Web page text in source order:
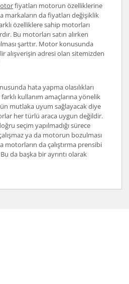
fiyatları motorun özelliklerine
markaların da fiyatları değişiklik
özelliklere sahip motorları
Bu motorları satın alırken
şarttır. Motor konusunda
alışverişin adresi olan sitemizden
hata yapma olasılıkları
kullanım amaçlarına yönelik
mutlaka uyum sağlayacak diye
her türlü araca uygun değildir.
seçim yapılmadığı sürece
ya da motorun bozulması
motorların da çalıştırma prensibi
da başka bir ayrıntı olarak